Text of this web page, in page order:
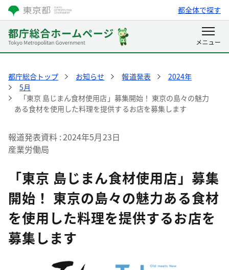
都全体で探す
都庁総合トップ お知らせ 報道発表
2024年
5月
「東京 島じまん食材使用店」募集開始！ 東京の島々の魅力
ある食材を使用した料理を提供するお店を募集します
報道発表資料 2024年5月23日
産業労働局
「東京 島じまん食材使用店」募集
開始！ 東京の島々の魅力ある食材
を使用した料理を提供するお店を
募集します